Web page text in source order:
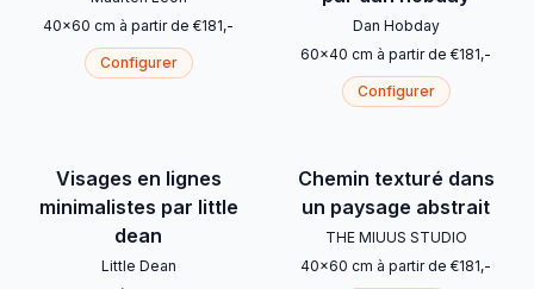
40x60 cm à partir de €181,-
Configurer
Dan Hobday
60x40 cm à partir de €181,-
Configurer
Visages en lignes
minimalistes par little
dean
Little Dean
Chemin texturé dans
un paysage abstrait
THE MIUUS STUDIO
40x60 cm à partir de €181,-